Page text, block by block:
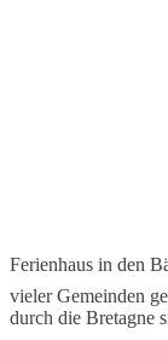
Ferienhaus in den
vieler Gemeinden
durch die Bretagne